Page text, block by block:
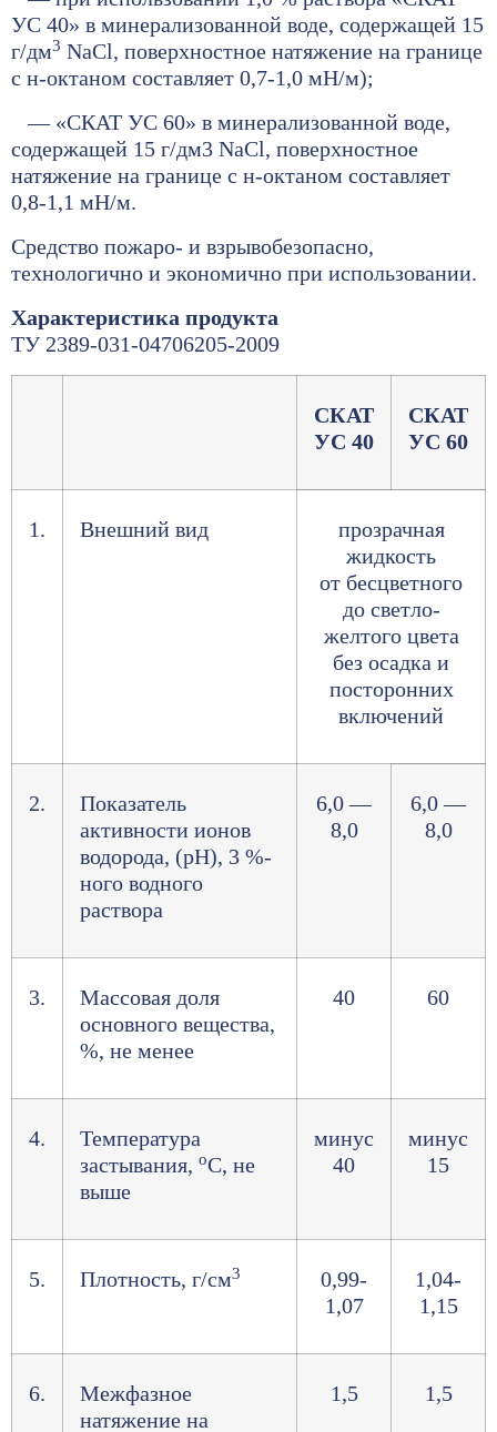
УС 40» в минерализованной воде, содержащей 15
г/дм3 NaCl, поверхностное натяжение на границе
с н-октаном составляет 0,7-1,0 мН/м);
— «СКАТ УС 60» в минерализованной воде,
содержащей 15 г/дм3 NaCl, поверхностное
натяжение на границе с н-октаном составляет
0,8-1,1 мН/м.
Средство пожаро- и взрывобезопасно,
технологично и экономично при использовании.
Характеристика продукта
ТУ 2389-031-04706205-2009
СКАТ
УС 40
СКАТ
УС 60
1. Внешний вид
прозрачная
жидкость
от бесцветного
до светло-
желтого цвета
без осадка и
посторонних
включений
2.
Показатель
активности ионов
водорода, (рН), 3 %-
ного водного
раствора
6,0 —
8,0
6,0 —
8,0
3.
Массовая доля
основного вещества,
%, не менее
40 60
4.
Температура
застывания, оС, не
выше
минус
40
минус
15
5. Плотность, г/см3
0,99-
1,07
1,04-
1,15
6.
Межфазное
натяжение на
1,5 1,5